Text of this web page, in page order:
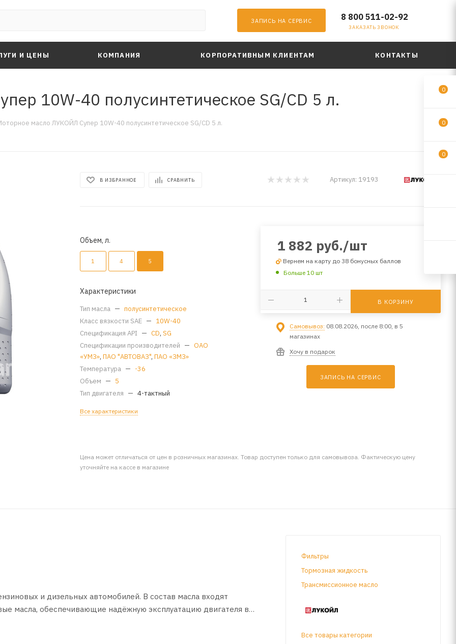
ЗАПИСЬ НА СЕРВИС 8 800 511-02-92
ЗАКАЗАТЬ ЗВОНОК
И ЦЕНЫ КОМПАНИЯ КОРПОРАТИВНЫМ КЛИЕНТАМ КОНТАКТЫ
10W-40 полусинтетическое SG/CD 5 л.
масло ЛУКОЙЛ Супер 10W-40 полусинтетическое SG/CD 5 л.
В ИЗБРАННОЕ СРАВНИТЬ Артикул: 19193
Объем, л.
1 4 5
Характеристики
Тип масла — полусинтетическое
Класс вязкости SAE — 10W-40
Спецификация API — CD,SG
Спецификации производителей — ОАО
«УМЗ»,ПАО "АВТОВАЗ",ПАО «ЗМЗ»
Температура — -36
Объем — 5
Тип двигателя — 4-тактный
Все характеристики
1 882 руб./шт
Вернем на карту до 38 бонусных баллов
Больше 10 шт
В КОРЗИНУ
Самовывоз: 08.08.2026, после 8:00, в 5
магазинах
Хочу в подарок
ЗАПИСЬ НА СЕРВИС
Цена может отличаться от цен в розничных магазинах. Товар доступен только для самовывоза. Фактическую цену
уточняйте на кассе в магазине
и дизельных автомобилей. В состав масла входят
масла, обеспечивающие надёжную эксплуатацию двигателя в
Фильтры
Тормозная жидкость
Трансмиссионное масло
Все товары категории
0
0
0